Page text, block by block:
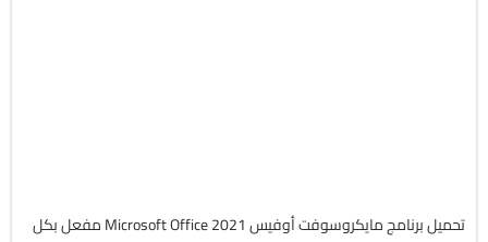
تحميل برنامج مايكروسوفت أوفيس Microsoft Office 2021 مفعل بكل